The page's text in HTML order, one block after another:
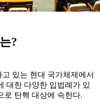
?
있는 현대 국가체제에서
대한 다양한 입법례가 있
로 탄핵 대상에 속한다.